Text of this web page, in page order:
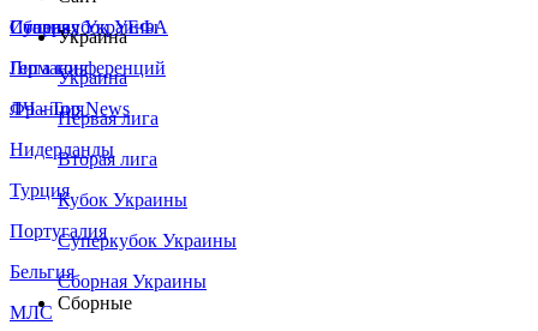
Сборная Украины
Италия
Германия
Франция
Нидерланды
Турция
Португалия
Бельгия
МЛС
Суперкубок УЕФА
Лига конференций
ЛЧ - Top News
Украина
Украина
Первая лига
Вторая лига
Кубок Украины
Суперкубок Украины
Сборная Украины
Сборные